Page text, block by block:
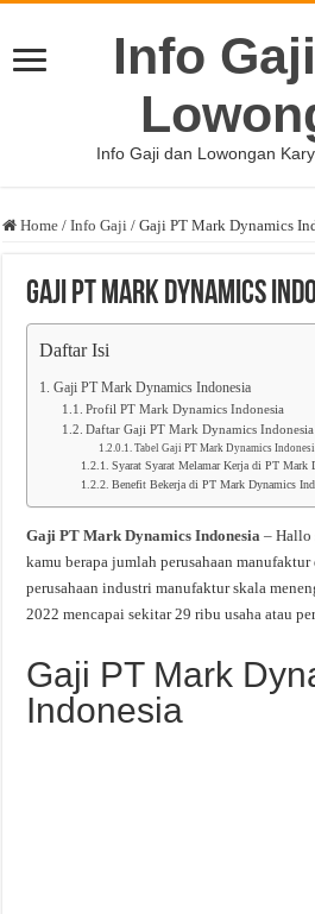
Info
Info Gaji dan Lowongan
Home / Info Gaji / Gaji PT Mark Dynamics
Gaji PT Mark Dynamics
Daftar Isi
Gaji PT Mark Dynamics Indonesia
Profil PT Mark Dynamics Indonesia
Daftar Gaji PT Mark Dynamics Indonesia
Tabel Gaji PT Mark Dynamics
Syarat Syarat Melamar Kerja di PT Mark
Benefit Bekerja di PT Mark Dynamics
Gaji PT Mark Dynamics Indonesia – Hallo
kamu berapa jumlah perusahaan
perusahaan industri manufaktur skala
2022 mencapai sekitar 29 ribu usaha atau
Gaji PT Mark
Indonesia